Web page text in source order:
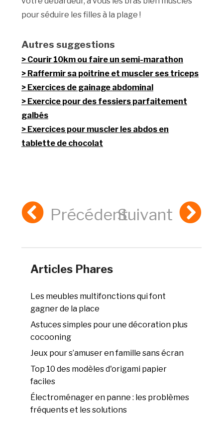
pour séduire les filles à la plage !
Autres suggestions
Courir 10km ou faire un semi-marathon
Raffermir sa poitrine et muscler ses triceps
Exercices de gainage abdominal
Exercice pour des fessiers parfaitement
galbés
Exercices pour muscler les abdos en
tablette de chocolat
PrécédentSuivant
Articles Phares
Les meubles multifonctions qui font
gagner de la place
Astuces simples pour une décoration plus
cocooning
Jeux pour s’amuser en famille sans écran
Top 10 des modèles d'origami papier
faciles
Électroménager en panne : les problèmes
fréquents et les solutions